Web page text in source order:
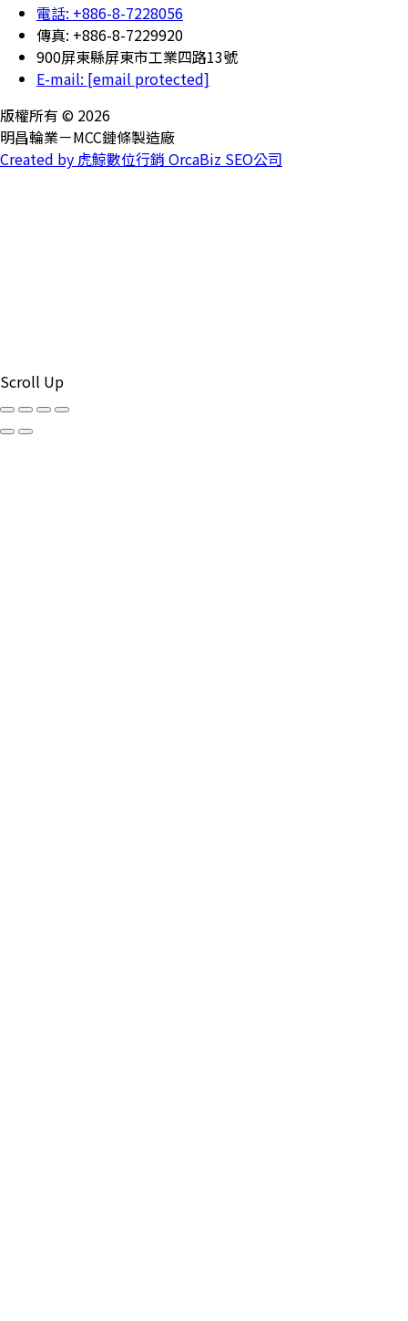
電話: +886-8-7228056
傳真: +886-8-7229920
900屏東縣屏東市工業四路13號
E-mail: [email protected]
版權所有 © 2026
明昌輪業－MCC鏈條製造廠
Created by 虎鯨數位行銷 OrcaBiz SEO公司
Scroll Up